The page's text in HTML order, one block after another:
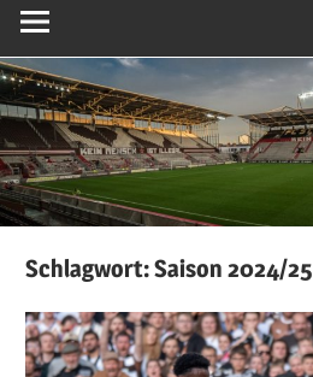
Schlagwort:Saison 2024/25